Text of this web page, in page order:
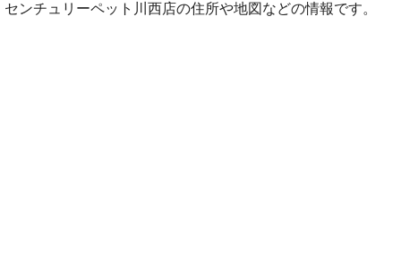
センチュリーペット川西店の住所や地図などの情報です。